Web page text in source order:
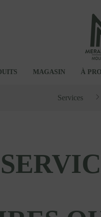
MAGASIN À
À LA FARINE
Services